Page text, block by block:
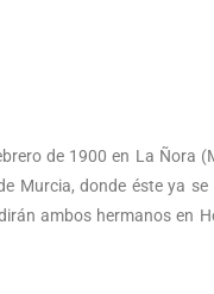
de 1900 en La Ñora
Murcia, donde éste ya
ambos hermanos en